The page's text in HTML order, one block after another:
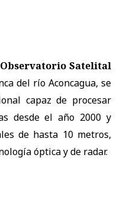
Observatorio Satelital
del río Aconcagua, se
capaz de procesar
desde el año 2000 y
de hasta 10 metros,
óptica y de radar.